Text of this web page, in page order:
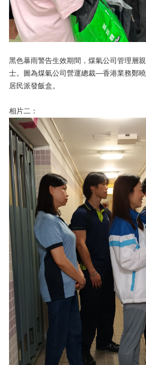
黑色暴雨警告生效期間，煤氣公司管理層
士。圖為煤氣公司營運總裁—香港業務鄭
居民派發飯盒。
相片二：